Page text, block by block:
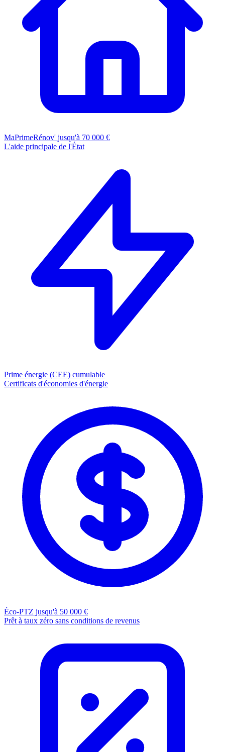
MaPrimeRénov' jusqu'à 70 000 €
L'aide principale de l'État
Prime énergie (CEE) cumulable
Certificats d'économies d'énergie
Éco-PTZ jusqu'à 50 000 €
Prêt à taux zéro sans conditions de revenus